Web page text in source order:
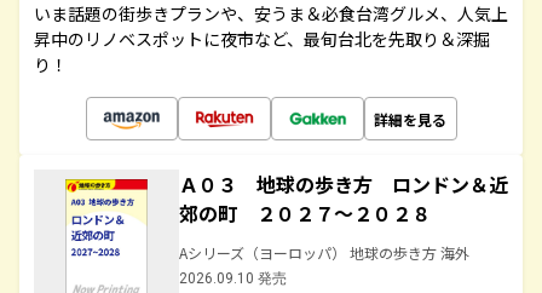
いま話題の街歩きプランや、安うま＆必食台湾グルメ、人気上
昇中のリノベスポットに夜市など、最旬台北を先取り＆深掘
り！
詳細を見る
Ａ０３ 地球の歩き方 ロンドン＆近
郊の町 ２０２７～２０２８
Aシリーズ（ヨーロッパ） 地球の歩き方 海外
2026.09.10 発売